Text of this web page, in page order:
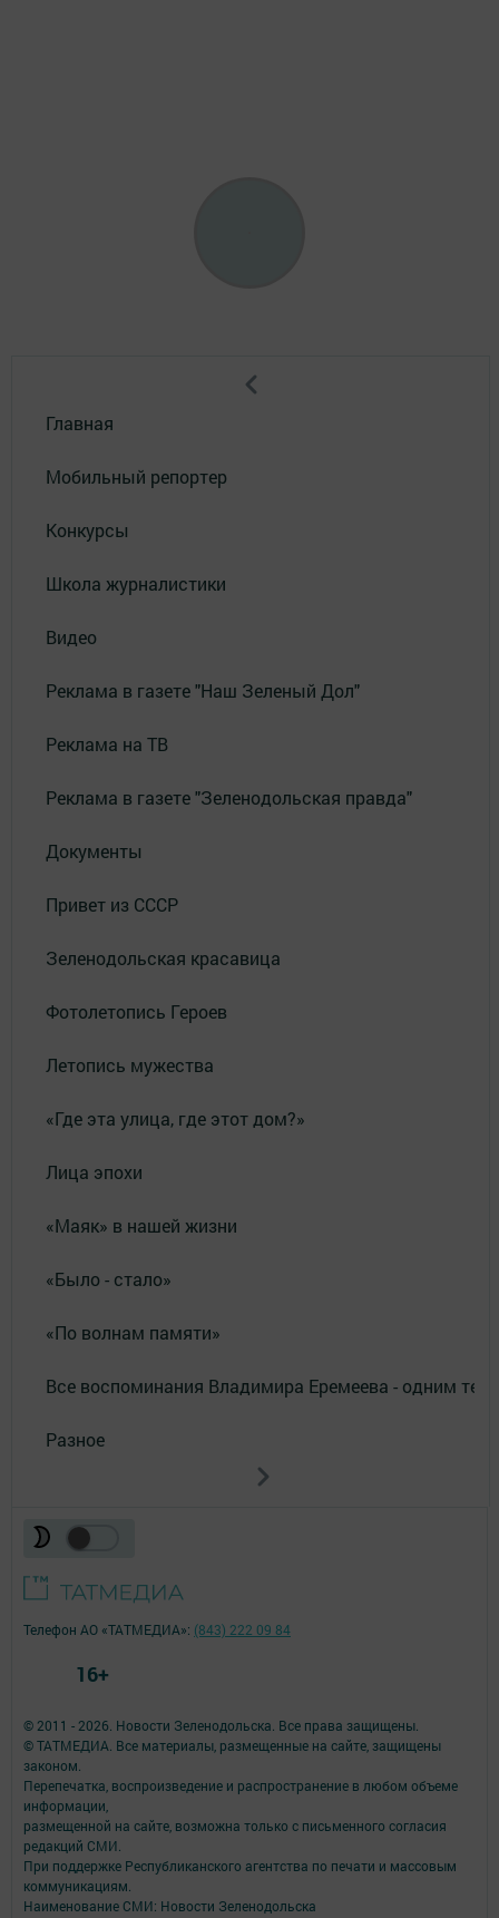
Главная
Мобильный репортер
Конкурсы
Школа журналистики
Видео
Реклама в газете "Наш Зеленый Дол"
Реклама на ТВ
Реклама в газете "Зеленодольская правда"
Документы
Привет из СССР
Зеленодольская красавица
Фотолетопись Героев
Летопись мужества
«Где эта улица, где этот дом?»
Лица эпохи
«Маяк» в нашей жизни
«Было - стало»
«По волнам памяти»
Все воспоминания Владимира Еремеева - одним
Разное
© 2011 - 2026. Новости Зеленодольска. Все права защищены.
© ТАТМЕДИА. Все материалы, размещенные на сайте, защищены
законом.
Перепечатка, воспроизведение и распространение в любом объеме
информации,
размещенной на сайте, возможна только с письменного согласия
редакций СМИ.
При поддержке Республиканского агентства по печати и массовым
коммуникациям.
Наименование СМИ: Новости Зеленодольска
Телефон АО «ТАТМЕДИА»: (843) 222 09 84
16+